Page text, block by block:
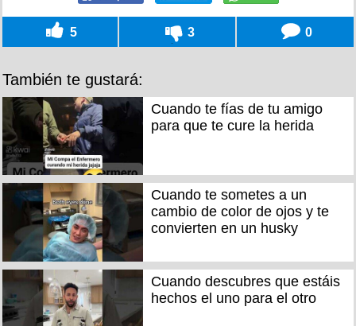
5 3 0
También te gustará:
Cuando te fías de tu amigo
para que te cure la herida
Cuando te sometes a un
cambio de color de ojos y te
convierten en un husky
Cuando descubres que estáis
hechos el uno para el otro